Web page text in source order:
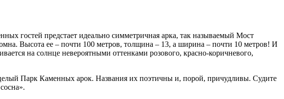
гостей предстает идеально симметричная арка, так называемый Мост
Высота ее – почти 100 метров, толщина – 13, а ширина – почти 10 метров! И
на солнце невероятными оттенками розового, красно-коричневого,
Парк Каменных арок. Названия их поэтичны и, порой, причудливы. Судите